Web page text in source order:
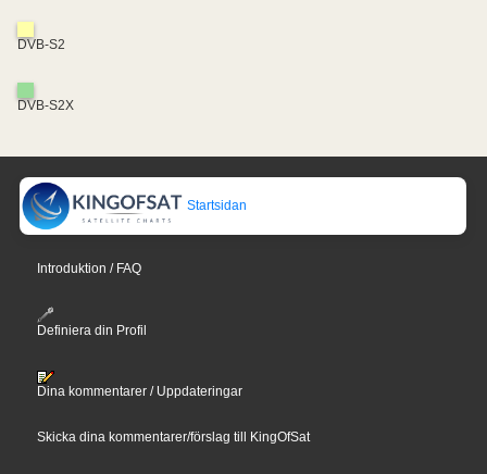
DVB-S2
DVB-S2X
Startsidan
Introduktion / FAQ
Definiera din Profil
Dina kommentarer / Uppdateringar
Skicka dina kommentarer/förslag till KingOfSat